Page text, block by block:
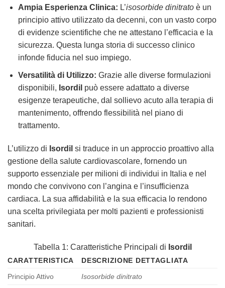
Ampia Esperienza Clinica: L’isosorbide dinitratoè un
principio attivo utilizzato da decenni, con un vasto corpo
di evidenze scientifiche che ne attestano l’efficacia e la
sicurezza. Questa lunga storia di successo clinico
infonde fiducia nel suo impiego.
Versatilità di Utilizzo: Grazie alle diverse formulazioni
disponibili, Isordil può essere adattato a diverse
esigenze terapeutiche, dal sollievo acuto alla terapia di
mantenimento, offrendo flessibilità nel piano di
trattamento.
L’utilizzo di Isordil si traduce in un approccio proattivo alla
gestione della salute cardiovascolare, fornendo un
supporto essenziale per milioni di individui in Italia e nel
mondo che convivono con l’angina e l’insufficienza
cardiaca. La sua affidabilità e la sua efficacia lo rendono
una scelta privilegiata per molti pazienti e professionisti
sanitari.
Tabella 1: Caratteristiche Principali di Isordil
CARATTERISTICA
DESCRIZIONE DETTAGLIATA
Principio Attivo
Isosorbide dinitrato